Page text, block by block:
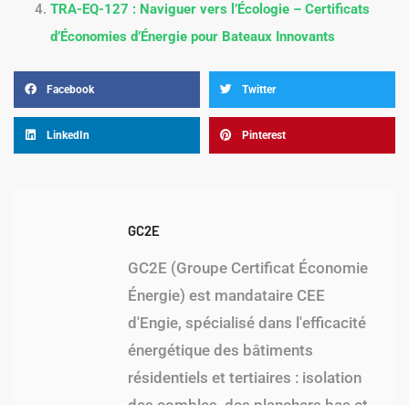
TRA-EQ-127 : Naviguer vers l’Écologie – Certificats
d’Économies d’Énergie pour Bateaux Innovants
Facebook Twitter
LinkedIn Pinterest
GC2E
GC2E (Groupe Certificat Économie
Énergie) est mandataire CEE
d'Engie, spécialisé dans l'efficacité
énergétique des bâtiments
résidentiels et tertiaires : isolation